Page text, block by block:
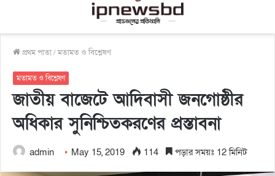
প্রথম পাতা/মতামত ও বিশ্লেষণ
মতামত ও বিশ্লেষণ
জাতীয় বাজেটে আদিবাসী জনগোষ্ঠীর
অধিকার সুনিশ্চিতকরণের প্রস্তাবনা
admin May 15, 2019 114 পড়ার সময়ঃ 12 মিনিট